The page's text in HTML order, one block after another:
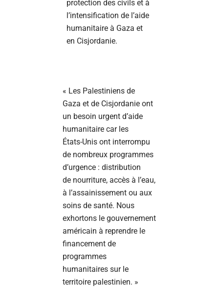
protection des civils et à
l’intensification de l’aide
humanitaire à Gaza et
en Cisjordanie.
« Les Palestiniens de
Gaza et de Cisjordanie ont
un besoin urgent d’aide
humanitaire car les
États-Unis ont interrompu
de nombreux programmes
d’urgence : distribution
de nourriture, accès à l’eau,
à l’assainissement ou aux
soins de santé. Nous
exhortons le gouvernement
américain à reprendre le
financement de
programmes
humanitaires sur le
territoire palestinien. »